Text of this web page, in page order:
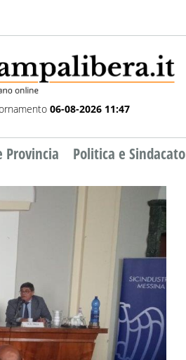
06-08-2026 11:47
Provincia Politica e Sindacato